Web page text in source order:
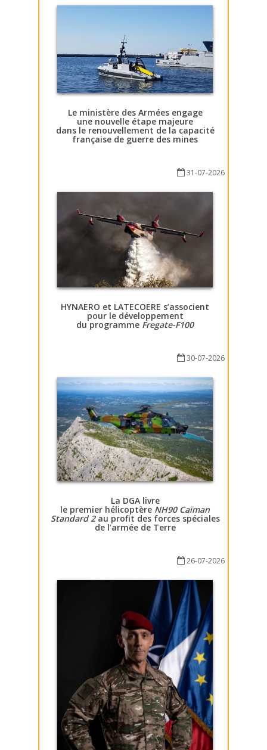
Le ministère des Armées engage
une nouvelle étape majeure
dans le renouvellement de la capacité
française de guerre des mines
31-07-2026
HYNAERO et LATECOERE s’associent
pour le développement
du programme Fregate-F100
30-07-2026
La DGA livre
le premier hélicoptère NH90 Caïman
Standard 2au profit des forces spéciales
de l’armée de Terre
26-07-2026